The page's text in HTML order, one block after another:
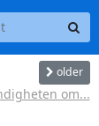
older
om...